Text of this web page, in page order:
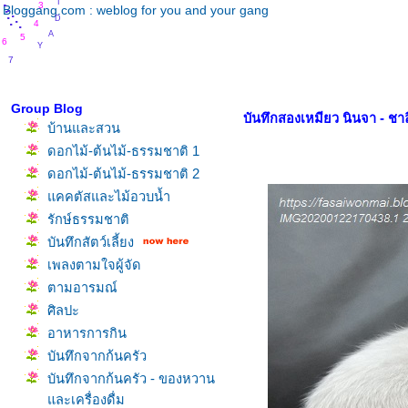
Bloggang.com : weblog for you and your gang
Group Blog
บ้านและสวน
ดอกไม้-ต้นไม้-ธรรมชาติ 1
ดอกไม้-ต้นไม้-ธรรมชาติ 2
คคตัสและไม้อวบน้ำ
รักษ์ธรรมชาติ
บันทึกสัตว์เลี้ยง
เพลงตามใจผู้จัด
ตามอารมณ์
ศิลปะ
อาหารการกิน
บันทึกจากก้นครัว
บันทึกจากก้นครัว - ของหวาน
ละเครื่องดื่ม
บันทึกสองเหมียว นินจา - ชา
D
A
Y
3
4
5
6
...
....